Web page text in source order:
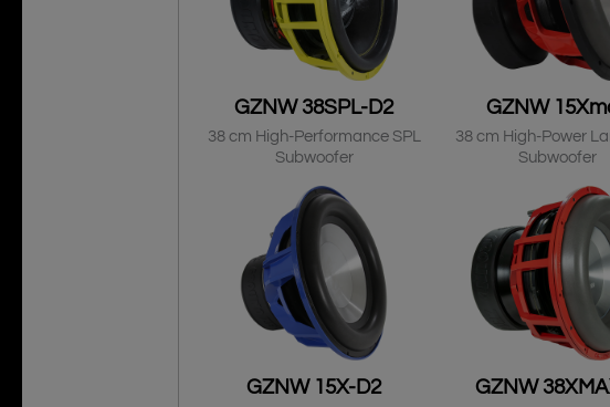
GZNW 38SPL-D2
38 cm High-Performance SPL
Subwoofer
GZNW
38 cm High-Power
Subwoofer
GZNW 15X-D2 GZNW